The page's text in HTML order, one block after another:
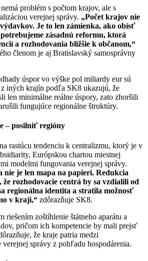
problém s počtom krajov, ale s
verejnej správy. „Počet krajov nie
Je to len zámienka, ako obísť
zásadnú reformu, ktorá
a rozhodovania bližšie k občanom,“
členom je aj Bratislavský samosprávny
úspor vo výške pol miliardy eur sú
z iných krajín podľa SK8 ukazujú, že
len minimálne reálne úspory, zato zhoršili
fungujúce regionálne štruktúry.
– posilniť regióny
rastúcu tendenciu k centralizmu, ktorý je v
Európskou chartou miestnej
modelmi fungovania verejnej správy.
nie je len mapa na papieri. Redukcia
rozhodovacie centrá by sa vzdialili od
regionálna identita a stratila možnosť
v kraji,“ zdôrazňuje SK8.
riešením zoštíhlenie štátneho aparátu a
pričom ich kompetencie by mali prejsť
že kraje patria medzi
správy z pohľadu hospodárenia.